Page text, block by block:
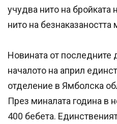
учудва нито на бройката
нито на безнаказаността
Новината от последните
началото на април
отделение в Ямболска
През миналата година в
400 бебета.